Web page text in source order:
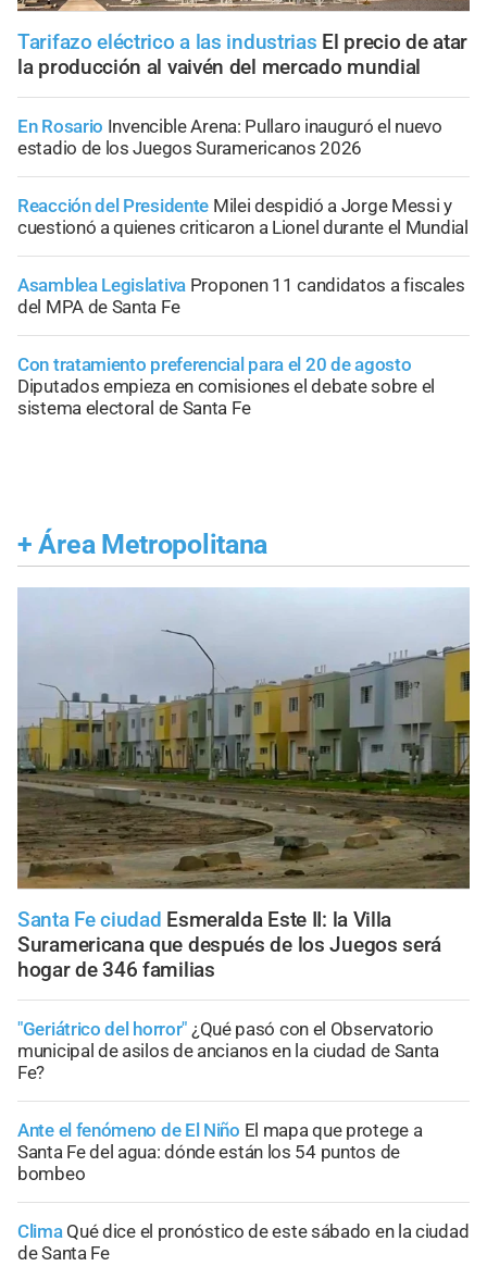
Tarifazo eléctrico a las industrias El precio de atar
la producción al vaivén del mercado mundial
En Rosario Invencible Arena: Pullaro inauguró el nuevo
estadio de los Juegos Suramericanos 2026
Reacción del Presidente Milei despidió a Jorge Messi y
cuestionó a quienes criticaron a Lionel durante el Mundial
Asamblea Legislativa Proponen 11 candidatos a fiscales
del MPA de Santa Fe
Con tratamiento preferencial para el 20 de agosto
Diputados empieza en comisiones el debate sobre el
sistema electoral de Santa Fe
+ Área Metropolitana
Santa Fe ciudad Esmeralda Este II: la Villa
Suramericana que después de los Juegos será
hogar de 346 familias
"Geriátrico del horror" ¿Qué pasó con el Observatorio
municipal de asilos de ancianos en la ciudad de Santa
Fe?
Ante el fenómeno de El Niño El mapa que protege a
Santa Fe del agua: dónde están los 54 puntos de
bombeo
Clima Qué dice el pronóstico de este sábado en la ciudad
de Santa Fe